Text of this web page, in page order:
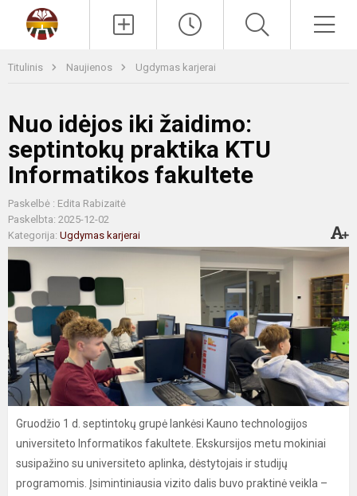
Titulinis Naujienos Ugdymas karjerai
Nuo idėjos iki žaidimo:
septintokų praktika KTU
Informatikos fakultete
Paskelbė : Edita Rabizaitė
Paskelbta: 2025-12-02
Kategorija: Ugdymas karjerai
Gruodžio 1 d. septintokų grupė lankėsi Kauno technologijos
universiteto Informatikos fakultete. Ekskursijos metu mokiniai
susipažino su universiteto aplinka, dėstytojais ir studijų
programomis. Įsimintiniausia vizito dalis buvo praktinė veikla –